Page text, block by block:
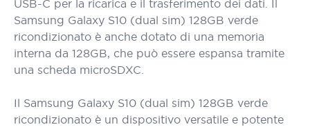
USB-C per la ricarica e il trasferimento dei dati. Il
Samsung Galaxy S10 (dual sim) 128GB verde
ricondizionato è anche dotato di una memoria
interna da 128GB, che può essere espansa tramite
una scheda microSDXC.
Il Samsung Galaxy S10 (dual sim) 128GB verde
ricondizionato è un dispositivo versatile e potente